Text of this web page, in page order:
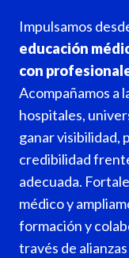
Impulsamos
educación
con
Acompañamos a
hospitales,
ganar visibilidad,
credibilidad
adecuada.
médico y
formación y
través de